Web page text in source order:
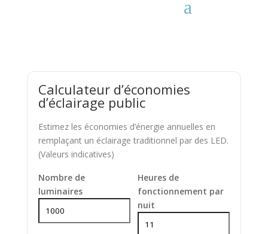
Calculateur d’économies
d’éclairage public
Estimez les économies d’énergie annuelles en
remplaçant un éclairage traditionnel par des LED.
(Valeurs indicatives)
Nombre de
luminaires
Heures de
fonctionnement par
nuit